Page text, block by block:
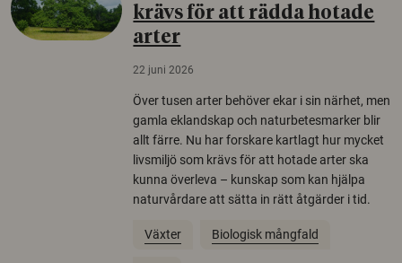
krävs för att rädda hotade
arter
22 juni 2026
Över tusen arter behöver ekar i sin närhet, men
gamla eklandskap och naturbetesmarker blir
allt färre. Nu har forskare kartlagt hur mycket
livsmiljö som krävs för att hotade arter ska
kunna överleva – kunskap som kan hjälpa
naturvårdare att sätta in rätt åtgärder i tid.
Växter Biologisk mångfald